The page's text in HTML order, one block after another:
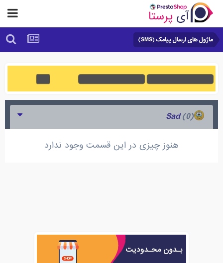
ماژول های ارسال پیامک (SMS)
Sad
(0)
هنوز چیزی در این قسمت وجود ندارد